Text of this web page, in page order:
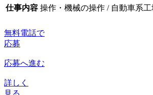
仕事内容 操作・機械の操作 / 自動車系工
無料電話で
応募
応募へ進む
詳しく
見る